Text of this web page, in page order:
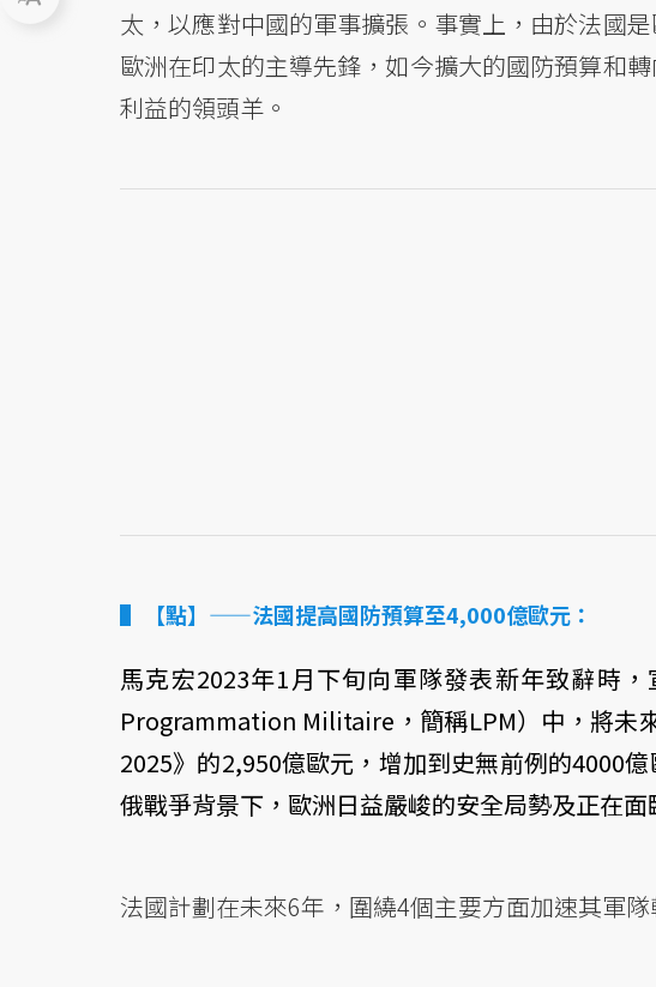
太，以應對中國的軍事擴張。事實上，由於法國
歐洲在印太的主導先鋒，如今擴大的國防預算和
利益的領頭羊。
【點】——法國提高國防預算至4,000億歐元：
馬克宏2023年1月下旬向軍隊發表新年致辭時
Programmation Militaire，簡稱LPM）中，將未
2025》的2,950億歐元，增加到史無前例的4000
俄戰爭背景下，歐洲日益嚴峻的安全局勢及正在面
法國計劃在未來6年，圍繞4個主要方面加速其軍隊